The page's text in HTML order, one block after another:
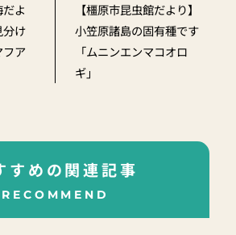
だよ
分け
フア
【橿原市昆虫館だより】
小笠原諸島の固有種です
「ムニンエンマコオロ
ギ」
すめの関連記事
RECOMMEND